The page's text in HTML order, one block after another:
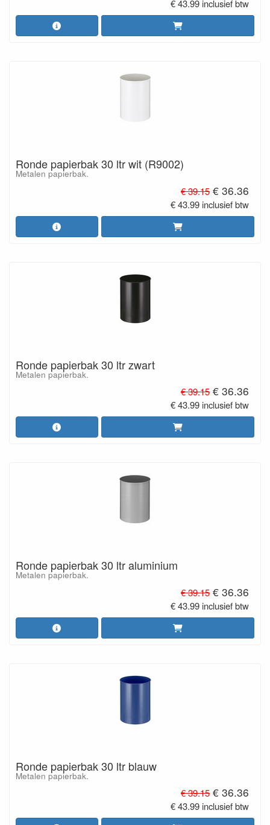
€ 43.99 inclusief btw
Ronde papierbak 30 ltr wit (R9002)
Metalen papierbak.
€ 39.15 € 36.36
€ 43.99 inclusief btw
Ronde papierbak 30 ltr zwart
Metalen papierbak.
€ 39.15 € 36.36
€ 43.99 inclusief btw
Ronde papierbak 30 ltr aluminium
Metalen papierbak.
€ 39.15 € 36.36
€ 43.99 inclusief btw
Ronde papierbak 30 ltr blauw
Metalen papierbak.
€ 39.15 € 36.36
€ 43.99 inclusief btw